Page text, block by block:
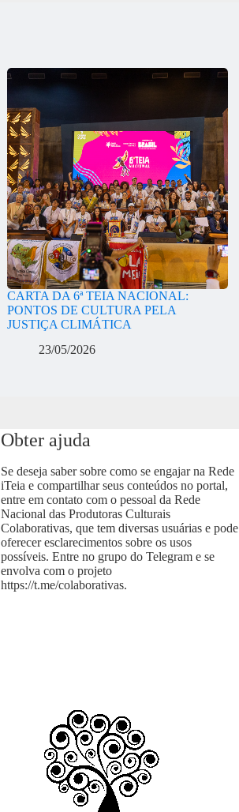
CARTA DA 6ª TEIA NACIONAL:
PONTOS DE CULTURA PELA
JUSTIÇA CLIMÁTICA
23/05/2026
Obter ajuda
Se deseja saber sobre como se engajar na Rede
iTeia e compartilhar seus conteúdos no portal,
entre em contato com o pessoal da Rede
Nacional das Produtoras Culturais
Colaborativas, que tem diversas usuárias e pode
oferecer esclarecimentos sobre os usos
possíveis. Entre no grupo do Telegram e se
envolva com o projeto
https://t.me/colaborativas.